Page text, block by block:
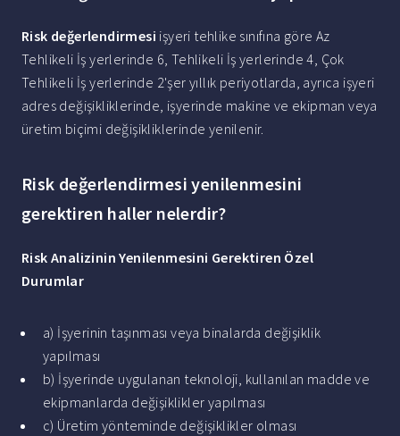
Risk değerlendirmesi işyeri tehlike sınıfına göre Az
Tehlikeli İş yerlerinde 6, Tehlikeli İş yerlerinde 4, Çok
Tehlikeli İş yerlerinde 2'şer yıllık periyotlarda, ayrıca işyeri
adres değişikliklerinde, işyerinde makine ve ekipman veya
üretim biçimi değişikliklerinde yenilenir.
Risk değerlendirmesi yenilenmesini
gerektiren haller nelerdir?
Risk AnalizininYenilenmesini Gerektiren Özel
Durumlar
a) İşyerinin taşınması veya binalarda değişiklik
yapılması
b) İşyerinde uygulanan teknoloji, kullanılan madde ve
ekipmanlarda değişiklikler yapılması
c) Üretim yönteminde değişiklikler olması